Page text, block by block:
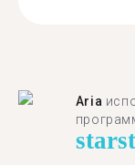
Aria
star